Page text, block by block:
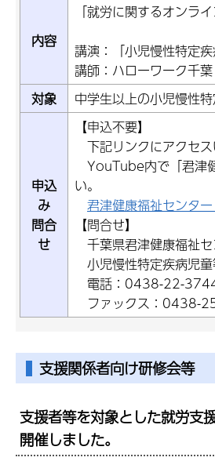
内容
「就労に関するオンラ
講演：「小児慢性特定
講師：ハローワーク千
対象
中学生以上の小児慢性
申込
み
問合
せ
【申込不要】
下記リンクにアクセス
YouTube内で「君津
い。
君津健康福祉センタ
【問合せ】
千葉県君津健康福祉
小児慢性特定疾病児
電話：0438-22-
ファックス：0438-
支援関係者向け研修会等
支援者等を対象とした就労支
開催しました。